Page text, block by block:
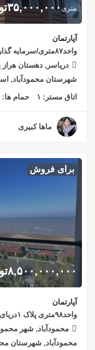
متری۳۵,۰۰۰,۰۰۰
آپارتمان
واحد۸۷متری/سرمایه گذاری/در دریاسر شمالی
دریاسر, دهستان
شهرستان محمودآباد,
اتاق مستر: ۱ حمام ها:
ماها کبیری
برای فروش
۸,۵۰۰,۰۰۰,۰۰۰
آپارتمان
واحد۹۸متری پلاک ۱دریای محمودآباد
محمودآباد, شهر
محمودآباد, شهرستان